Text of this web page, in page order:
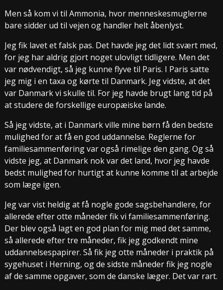
Men så kom vi til Ammonia, hvor menneskesmuglerne
bare sidder ud til vejen og handler helt åbenlyst.
Jeg fik lavet et falsk pas. Det havde jeg det lidt svært med,
for jeg har aldrig gjort noget ulovligt tidligere. Men det
var nødvendigt, så jeg kunne flyve til Paris. I Paris satte
jeg mig i en taxa og kørte til Danmark. Jeg vidste, at det
var Danmark vi skulle til. For jeg havde brugt lang tid på
at studere de forskellige europæiske lande.
Så jeg vidste, at i Danmark ville mine børn få den bedste
mulighed for at få en god uddannelse. Reglerne for
familiesammenføring var også rimelige den gang. Og så
vidste jeg, at Danmark nok var det land, hvor jeg havde
bedst mulighed for hurtigt at kunne komme til at arbejde
som læge igen.
Jeg var vist heldig at få nogle gode sagsbehandlere, for
allerede efter otte måneder fik vi familiesammenføring.
Der blev også lagt en god plan for mig med det samme,
så allerede efter tre måneder, fik jeg godkendt mine
uddannelsespapirer. Så fik jeg otte måneder i praktik på
sygehuset i Herning, og de sidste måneder fik jeg nogle
af de samme opgaver, som de danske læger. Det var rart.